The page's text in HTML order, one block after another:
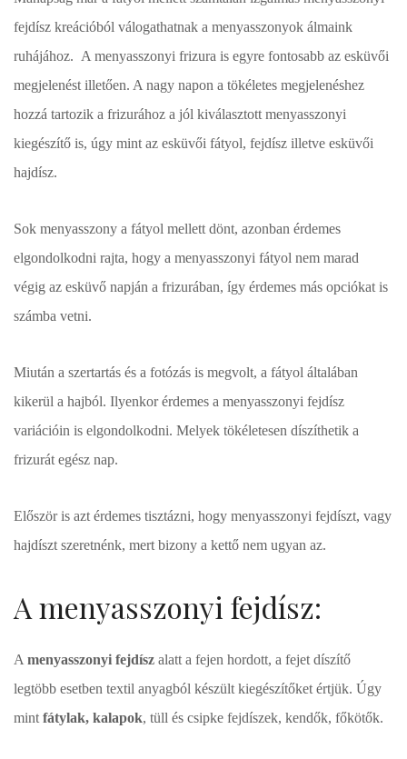
fejdísz kreációból válogathatnak a menyasszonyok álmaink
ruhájához. A menyasszonyi frizura is egyre fontosabb az esküvői
megjelenést illetően. A nagy napon a tökéletes megjelenéshez
hozzá tartozik a frizurához a jól kiválasztott menyasszonyi
kiegészítő is, úgy mint az esküvői fátyol, fejdísz illetve esküvői
hajdísz.
Sok menyasszony a fátyol mellett dönt, azonban érdemes
elgondolkodni rajta, hogy a menyasszonyi fátyol nem marad
végig az esküvő napján a frizurában, így érdemes más opciókat is
számba vetni.
Miután a szertartás és a fotózás is megvolt, a fátyol általában
kikerül a hajból. Ilyenkor érdemes a menyasszonyi fejdísz
variációin is elgondolkodni. Melyek tökéletesen díszíthetik a
frizurát egész nap.
Először is azt érdemes tisztázni, hogy menyasszonyi fejdíszt, vagy
hajdíszt szeretnénk, mert bizony a kettő nem ugyan az.
A menyasszonyi fejdísz:
A menyasszonyi fejdísz alatt a fejen hordott, a fejet díszítő
legtöbb esetben textil anyagból készült kiegészítőket értjük. Úgy
mint fátylak, kalapok, tüll és csipke fejdíszek, kendők, főkötők.